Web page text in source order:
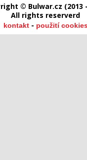
© Bulwar.cz (2013
All rights reserverd
kontakt- použití